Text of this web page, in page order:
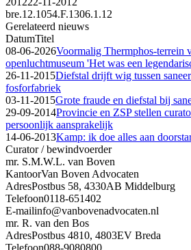
bre.12.1054.F.1306.1.12
Gerelateerd nieuws
DatumTitel
08-06-2026Voormalig Thermphos-terrein
openluchtmuseum 'Het was een
26-11-2015Diefstal drijft wig tussen
fosforfabriek
03-11-2015Grote fraude en diefstal bij
29-09-2014Provincie en ZSP stellen
persoonlijk aansprakelijk
14-06-2013Kamp: ik doe alles aan
Curator / bewindvoerder
mr. S.M.W.L. van Boven
KantoorVan Boven Advocaten
AdresPostbus 58, 4330AB Middelburg
Telefoon0118-651402
E-mailinfo@vanbovenadvocaten.nl
mr. R. van den Bos
AdresPostbus 4810, 4803EV Breda
Telefoon088-9080800